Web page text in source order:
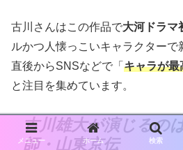
古川さんはこの作品で大河ドラマ
ルかつ人懐っこいキャラクター
直後からSNSなどで「 キャラが最
と注目を集めています。
古川雄大が演じるの
師・山東京伝
メニュー ホーム 検索